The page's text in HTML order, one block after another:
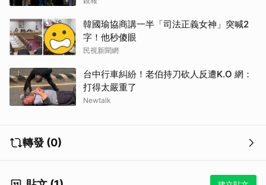
韓國瑜協商講一半「司法正義女神」突喊2
字！他秒傻眼
民視新聞網
台中行車糾紛！老伯持刀砍人反遭K.O 網：
打得太嚴重了
Newtalk
轉發 (0)